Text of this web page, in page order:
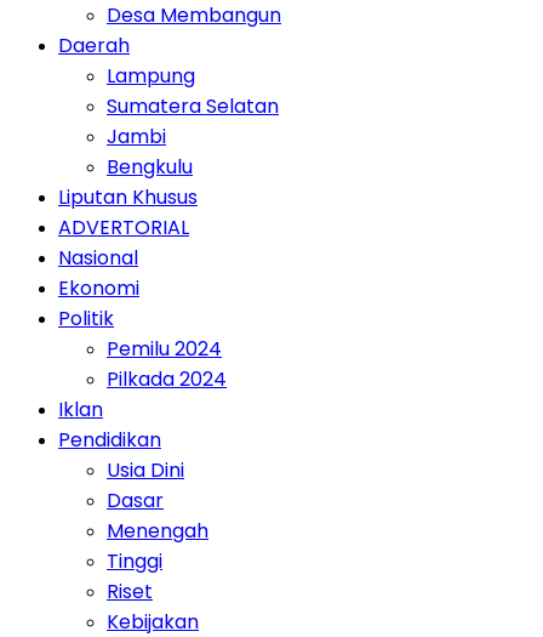
Desa Membangun
Daerah
Lampung
Sumatera Selatan
Jambi
Bengkulu
Liputan Khusus
ADVERTORIAL
Nasional
Ekonomi
Politik
Pemilu 2024
Pilkada 2024
Iklan
Pendidikan
Usia Dini
Dasar
Menengah
Tinggi
Riset
Kebijakan